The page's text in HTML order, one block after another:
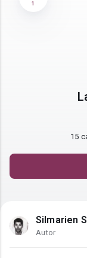
1
15
Silmarien
Autor